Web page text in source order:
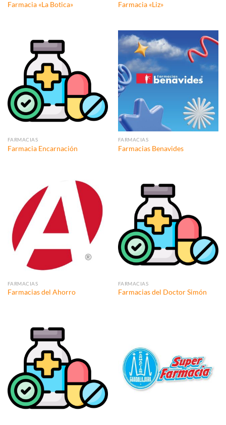
Farmacia «La Botica» Farmacia «Liz»
FARMACIAS
Farmacia Encarnación
FARMACIAS
Farmacias Benavides
FARMACIAS
Farmacias del Ahorro
FARMACIAS
Farmacias del Doctor Simón